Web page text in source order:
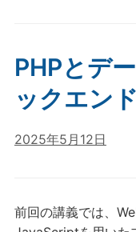
PHPとデ
ックエン
2025年5月12日
前回の講義では、